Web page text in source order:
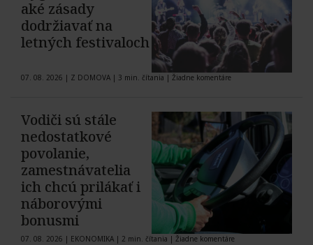
aké zásady
dodržiavať na
letných festivaloch
07. 08. 2026 | Z DOMOVA | 3 min. čítania | Žiadne komentáre
Vodiči sú stále
nedostatkové
povolanie,
zamestnávatelia
ich chcú prilákať i
náborovými
bonusmi
07. 08. 2026 | EKONOMIKA | 2 min. čítania | Žiadne komentáre